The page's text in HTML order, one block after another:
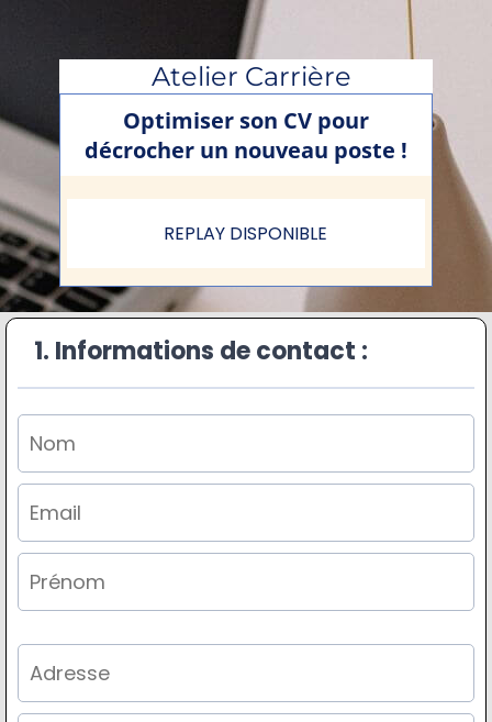
Atelier Carrière
Optimiser son CV pour
décrocher un nouveau poste !
REPLAY DISPONIBLE
1. Informations de contact :